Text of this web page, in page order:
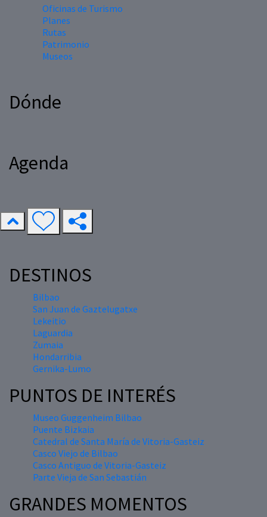
Oficinas de Turismo
Planes
Rutas
Patrimonio
Museos
Dónde
Agenda
DESTINOS
Bilbao
San Juan de Gaztelugatxe
Lekeitio
Laguardia
Zumaia
Hondarribia
Gernika-Lumo
PUNTOS DE INTERÉS
Museo Guggenheim Bilbao
Puente Bizkaia
Catedral de Santa María de Vitoria-Gasteiz
Casco Viejo de Bilbao
Casco Antiguo de Vitoria-Gasteiz
Parte Vieja de San Sebastián
GRANDES MOMENTOS